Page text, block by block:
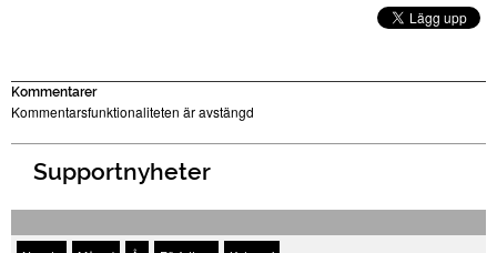
Kommentarer
Kommentarsfunktionaliteten är avstängd
Supportnyheter